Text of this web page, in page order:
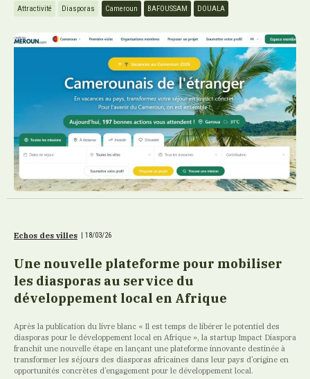
Attractivité Diasporas Cameroun BAFOUSSAM DOUALA
Echos des villes | 18/03/26
Une nouvelle plateforme pour mobiliser
les diasporas au service du
développement local en Afrique
Après la publication du livre blanc « Il est temps de libérer le potentiel des
diasporas pour le développement local en Afrique », la startup Impact Diaspora
franchit une nouvelle étape en lançant une plateforme innovante destinée à
transformer les séjours des diasporas africaines dans leur pays d’origine en
opportunités concrètes d’engagement pour le développement local.